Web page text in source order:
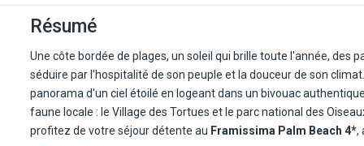
Résumé
Une côte bordée de plages, un soleil qui brille toute l'année,
séduire par l'hospitalité de son peuple et la douceur de son climat.
panorama d'un ciel étoilé en logeant dans un bivouac
faune locale : le Village des Tortues et le parc national des
profitez de votre séjour détente au Framissima Palm Beach 4*,